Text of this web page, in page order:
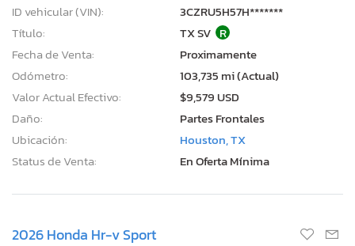
ID vehicular (VIN):
3CZRU5H57H*******
Título:
TX SV R
Fecha de Venta:
Proximamente
Odómetro:
103,735 mi (Actual)
Valor Actual Efectivo:
$9,579 USD
Daño:
Partes Frontales
Ubicación:
Houston, TX
Status de Venta:
En Oferta Mínima
2026 Honda Hr-v Sport